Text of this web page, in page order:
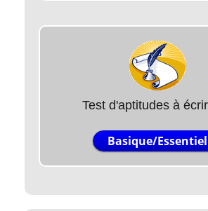
Test d'aptitudes à
Basique/Essentiel